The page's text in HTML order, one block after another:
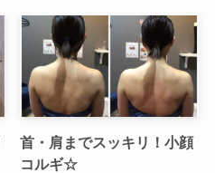
首・肩までスッキリ！小顔
コルギ☆